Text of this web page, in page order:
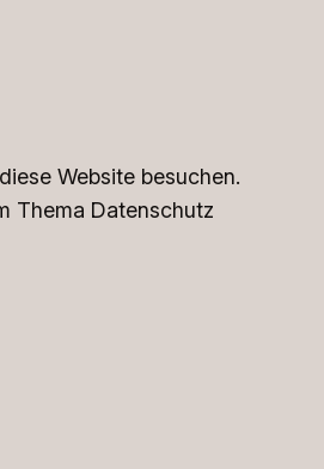
Website besuchen.
Thema Datenschutz